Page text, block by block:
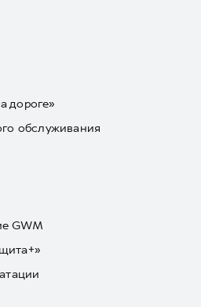
дороге»
обслуживания
GWM